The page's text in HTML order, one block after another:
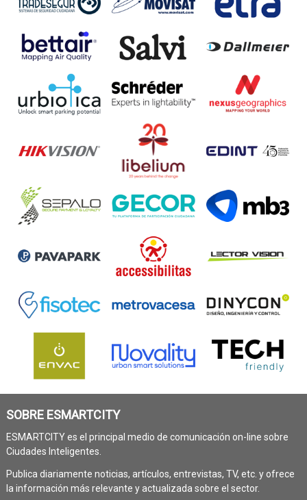
SOBRE ESMARTCITY
ESMARTCITY es el principal medio de comunicación on-line sobre
Ciudades Inteligentes.
Publica diariamente noticias, artículos, entrevistas, TV, etc. y ofrece
la información más relevante y actualizada sobre el sector.